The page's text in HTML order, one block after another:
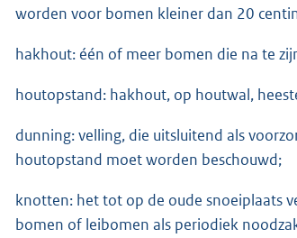
worden voor bomen kleiner dan 20
hakhout: één of meer bomen die na te
houtopstand: hakhout, op houtwal,
dunning: velling, die uitsluitend als
houtopstand moet worden beschouwd;
knotten: het tot op de oude snoeiplaats
bomen of leibomen als periodiek